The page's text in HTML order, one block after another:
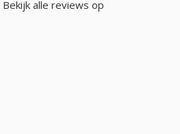
alle reviews op